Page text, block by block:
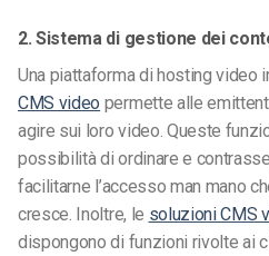
2. Sistema di gestione dei
Una piattaforma di hosting video
CMS video permette alle
agire sui loro video. Queste
possibilità di ordinare e
facilitarne l’accesso man mano
cresce. Inoltre, le soluzioni CMS
dispongono di funzioni rivolte ai